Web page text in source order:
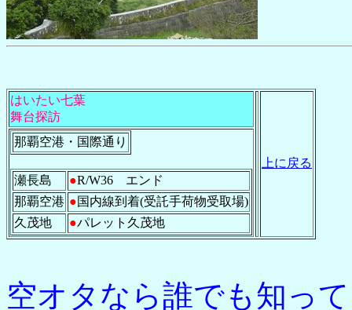
はいたい七葉
舞台探訪
上に戻る
那覇空港・国際通り
瀬長島 ●R/W36 エンド
那覇空港 ●国内線到着(受託手荷物受取場)
久茂地
●パレット久茂地
空オタなら誰でも知っ